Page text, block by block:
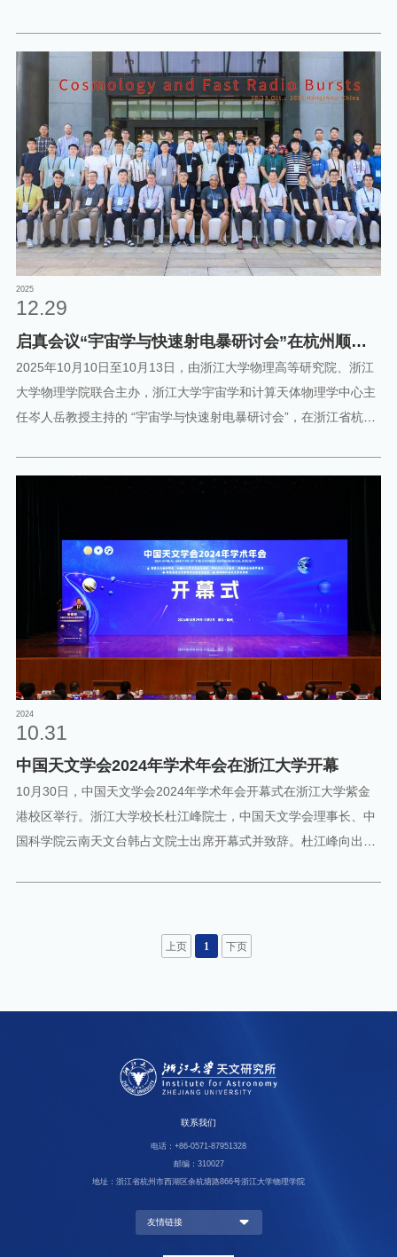
LAMOST数据发表SCI科研成果354篇，继续呈现增长态势。目前
中国、美国、德国、法国、比利时等国家的236所科研机构和大学
的1700余位用户，正在利用LAMOST数据开展研究工作，分别在银
河系结构与形成演化、恒星物理研究、特殊天体搜寻等前沿领域取
得了一系列突破性的研究成果。 为帮助更多天文工作者和学生利用
LAMOST数据开展科研工作，促进数据开放共享和学术交流合作，
进一步扩大科学产出，兹定于2025年7月3 - 5日在浙江省杭州市召
开2025年度LAMOST用户培训会。 会议面向参会人员征集2024年
7月以来利用LAMOST数据发表亮点成果的会议报告，真诚欢迎天
文界同仁和学生积极报名参加。具体信息如下：主办单位：
LAMOST用户委员会； LAMOST运行和
2025
12.29
启真会议“宇宙学与快速射电暴研讨会”在杭州顺利
召开
2025年10月10日至10月13日，由浙江大学物理高等研究院、浙江
大学物理学院联合主办，浙江大学宇宙学和计算天体物理学中心主
任岑人岳教授主持的 “宇宙学与快速射电暴研讨会”，在浙江省杭州
者，构建学术交流与成果共享平台，推动相关领域理论研究深化与
院，在基础物理研究领域具备深厚学术积淀与国际影响力，为会议
的组织筹备、学术质量把控提供了全面支撑。会议学术架构明确，
由浙江大学宇宙学和计算天体物理学中心主任岑人岳教授担任主
席，其长期从事宇宙学、计算天体物理学研究，成果获国际学术界
广泛认可，为会议议题设计、学术流程推进提供专业指导；香港大
物理现象研究领域成果突出，二人协同保障了会议学术方向的专业
性与研讨深度。图1:会议海报会议举办地杭州市西溪宾馆，具备完
善的学术会议服务设施，为参会学者提供了稳定的交流环境，保障
了会议各项议程有序开展。此次会议的成功举办，有效搭建了全球
该
2024
10.31
中国天文学会2024年学术年会在浙江大学开幕
10月30日，中国天文学会2024年学术年会开幕式在浙江大学紫金
港校区举行。浙江大学校长杜江峰院士，中国天文学会理事长、中
国科学院云南天文台韩占文院士出席开幕式并致辞。杜江峰向出席
紧密围绕科技强国战略，聚焦国家战略急需，在基础学科人才培养
前沿学科板块高质量发展。希望与会同仁持续深化共识、加强交
加快建设科技强国、航天强国作出新的更大贡献。韩占文指出，中
国天文学会始终坚持为科技工作者服务，为创新驱动发展服务，为
来，中国天文科技工作者面向世界天文学前沿和国家重大需求，取
得了一系列重要成就。中国天文学会期望浙江大学能尽快建立起完
整的天文学教育和研究体系，为我国天文学工作贡献重要力量。期
上页 1 下页
联系我们
电话：+86-0571-87951328
邮编：310027
地址：浙江省杭州市西湖区余杭塘路866号浙江大学物理学院
友情链接